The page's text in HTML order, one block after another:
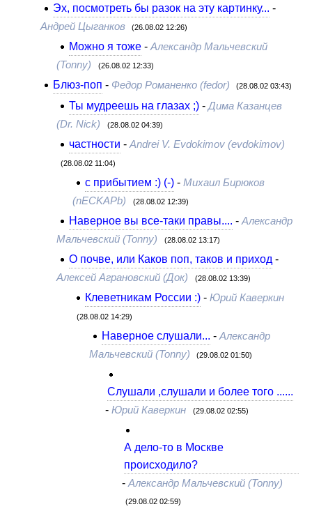
Эх, посмотреть бы разок на эту картинку... -
Андрей Цыганков (26.08.02 12:26)
Можно я тоже- Александр Мальчевский
(Tonny)
(26.08.02 12:33)
Блюз-поп - Федор Романенко (fedor) (28.08.02 03:43)
Ты мудреешь на глазах ;)- Дима Казанцев
(Dr. Nick)
(28.08.02 04:39)
частности - Andrei V. Evdokimov (evdokimov)
(28.08.02 11:04)
c прибытием :) (-) -Михаил Бирюков
(nECKAPb)
(28.08.02 12:39)
Наверное вы все-таки правы.... - Александр
Мальчевский (Tonny)
(28.08.02 13:17)
О почве, или Каков поп, таков и приход -
Алексей Аграновский (Док) (28.08.02 13:39)
Клеветникам России :) -Юрий Каверкин
(28.08.02 14:29)
Наверное слушали... - Александр
Мальчевский (Tonny)
(29.08.02 01:50)
Слушали ,слушали и более того ......
-Юрий Каверкин (29.08.02 02:55)
А дело-то в Москве
происходило?
- Александр Мальчевский (Tonny)
(29.08.02 02:59)